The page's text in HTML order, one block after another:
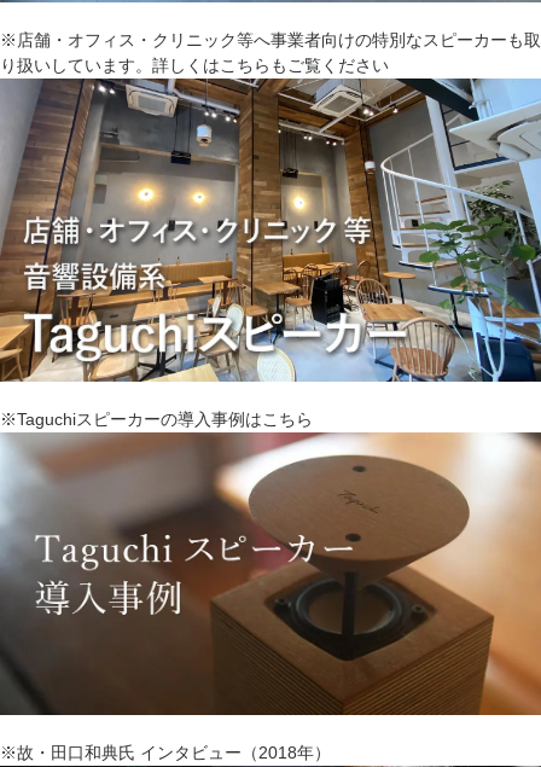
※店舗・オフィス・クリニック等へ事業者向けの特別なスピーカーも取
り扱いしています。詳しくはこちらもご覧ください
※Taguchiスピーカーの導入事例はこちら
※故・田口和典氏 インタビュー（2018年）